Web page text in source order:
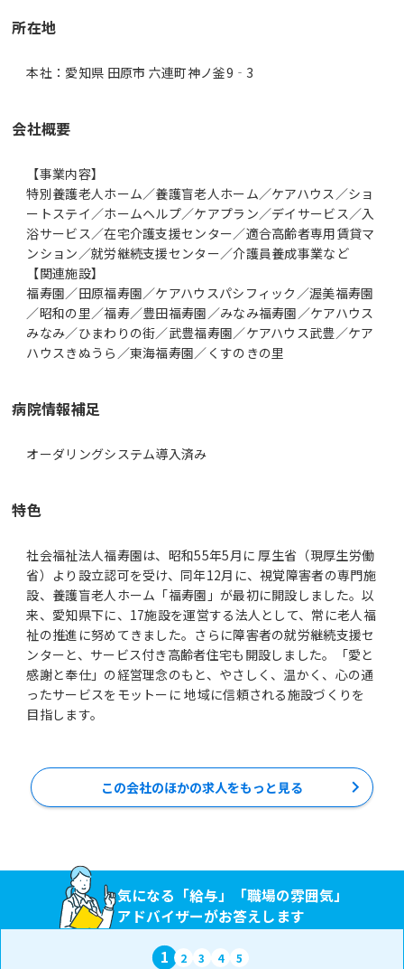
所在地
本社：愛知県 田原市 六連町神ノ釜9‐3
会社概要
【事業内容】
特別養護老人ホーム／養護盲老人ホーム／ケアハウス／ショ
ートステイ／ホームヘルプ／ケアプラン／デイサービス／入
浴サービス／在宅介護支援センター／適合高齢者専用賃貸マ
ンション／就労継続支援センター／介護員養成事業など
【関連施設】
福寿園／田原福寿園／ケアハウスパシフィック／渥美福寿園
／昭和の里／福寿／豊田福寿園／みなみ福寿園／ケアハウス
みなみ／ひまわりの街／武豊福寿園／ケアハウス武豊／ケア
ハウスきぬうら／東海福寿園／くすのきの里
病院情報補足
オーダリングシステム導入済み
特色
社会福祉法人福寿園は、昭和55年5月に 厚生省（現厚生労働
省）より設立認可を受け、同年12月に、視覚障害者の専門施
設、養護盲老人ホーム「福寿園」が最初に開設しました。以
来、愛知県下に、17施設を運営する法人として、常に老人福
祉の推進に努めてきました。さらに障害者の就労継続支援セ
ンターと、サービス付き高齢者住宅も開設しました。「愛と
感謝と奉仕」の経営理念のもと、やさしく、温かく、心の通
ったサービスをモットーに 地域に信頼される施設づくりを
目指します。
この会社のほかの求人をもっと見る
気になる「給与」「職場の雰囲気」
アドバイザーがお答えします
1 2 3 4 5